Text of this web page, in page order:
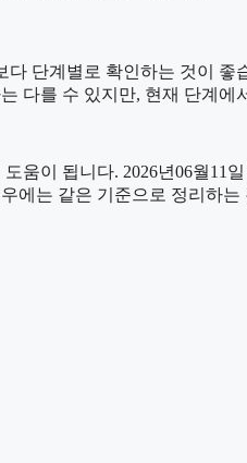
단계별로 확인하는 것이
다를 수 있지만, 현재 단계
움이 됩니다. 2026년06월11
에는 같은 기준으로 정리하는